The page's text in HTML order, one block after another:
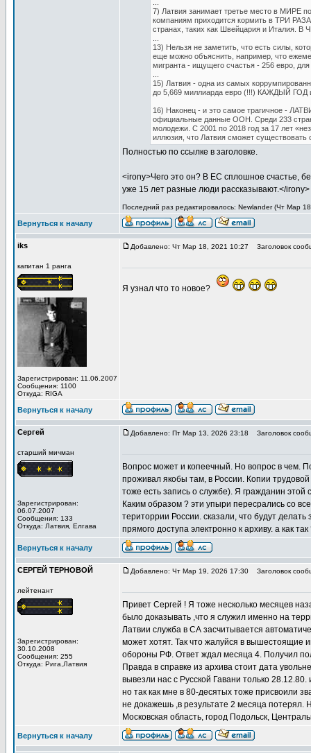
7) Латвия занимает третье место в МИРЕ
компаниям приходится кормить в ТРИ
странах, таких как Швейцария и
13) Нельзя не заметить, что есть силы,
еще можно объяснить, например, что
мигранта - ищущего счастья - 256 евро,
15) Латвия - одна из самых
до 5,669 миллиарда евро (!!!) КАЖДЫЙ ГОД
16) Наконец - и это самое трагичное -
официальные данные ООН. Среди 233
молодежи. С 2001 по 2018 год за 17 лет
иллюзия, что Латвия сможет существовать
Полностью по ссылке в заголовке.
<irony>Чего это он? В ЕС сплошное счастье,
уже 15 лет разные люди рассказывают.</irony>
Последний раз редактировалось: Newlander (Чт Мар
Вернуться к началу
iks
капитан 1 ранга
Зарегистрирован: 11.06.2007
Сообщения: 1100
Откуда: RIGA
Добавлено: Чт Мар 18, 2021 10:27 Заголовок
Я узнал что то новое?
Вернуться к началу
Сергей
старший мичман
Зарегистрирован:
06.07.2007
Сообщения: 133
Откуда: Латвия, Елгава
Добавлено: Пт Мар 13, 2026 23:18 Заголовок
Вопрос может и копеечный. Но вопрос в чем.
проживал якобы там, в России. Копии
тоже есть запись о службе). Я гражданин
Каким образом ? эти упыри пересрались со
територрии России. сказали, что будут
прямого доступа электронно к архиву. а как
Вернуться к началу
СЕРГЕЙ ТЕРНОВОЙ
лейтенант
Зарегистрирован:
30.10.2008
Сообщения: 255
Откуда: Рига,Латвия
Добавлено: Чт Мар 19, 2026 17:30 Заголовок
Привет Сергей ! Я тоже несколько месяцев
было доказывать ,что я служил именно на
Латвии служба в СА засчитывается
может хотят. Так что жалуйся в вышестоящие
обороны РФ. Ответ ждал месяца 4. Получил
Правда в справке из архива стоит дата
вывезли нас с Русской Гавани только
но так как мне в 80-десятых тоже присвоили
не докажешь ,в результате 2 месяца потерял.
Московская область, город Подольск,
Вернуться к началу